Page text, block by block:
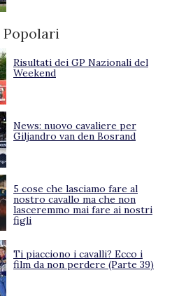
Risultati dei GP Nazionali del
Weekend
News: nuovo cavaliere per
Giljandro van den Bosrand
5 cose che lasciamo fare al
nostro cavallo ma che non
lasceremmo mai fare ai nostri
figli
Ti piacciono i cavalli? Ecco i
film da non perdere (Parte 39)